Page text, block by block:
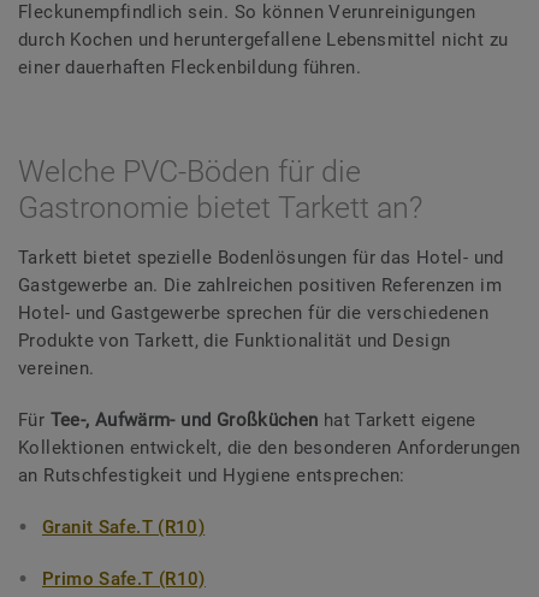
Fleckunempfindlich sein. So können Verunreinigungen
durch Kochen und heruntergefallene Lebensmittel nicht zu
einer dauerhaften Fleckenbildung führen.
Welche PVC-Böden für die
Gastronomie bietet Tarkett an?
Tarkett bietet spezielle Bodenlösungen für das Hotel- und
Gastgewerbe an. Die zahlreichen positiven Referenzen im
Hotel- und Gastgewerbe sprechen für die verschiedenen
Produkte von Tarkett, die Funktionalität und Design
vereinen.
Für Tee-, Aufwärm- und Großküchen hat Tarkett eigene
Kollektionen entwickelt, die den besonderen Anforderungen
an Rutschfestigkeit und Hygiene entsprechen:
Granit Safe.T (R10)
Primo Safe.T (R10)